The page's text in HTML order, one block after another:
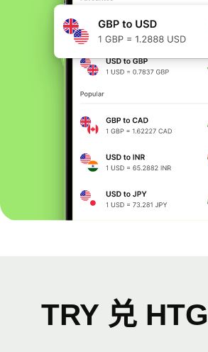
TRY 兑